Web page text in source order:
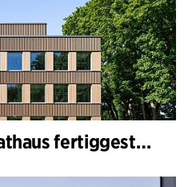
Enköpings neues Rathaus fertiggestellt